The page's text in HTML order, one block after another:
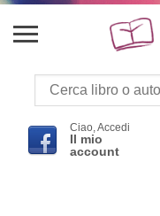
Ciao, Accedi
Il mio
account